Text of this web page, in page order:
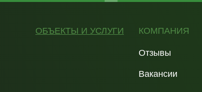
ОБЪЕКТЫ И УСЛУГИ КОМПАНИЯ
Отзывы
Вакансии